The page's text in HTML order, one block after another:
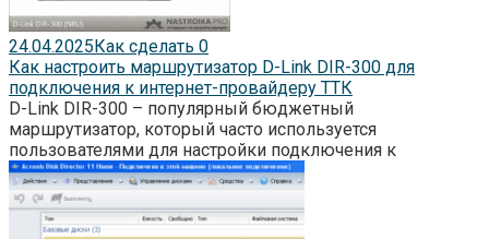
24.04.2025Как сделать 0
Как настроить маршрутизатор D-Link DIR-300 для
подключения к интернет-провайдеру ТТК
D-Link DIR-300 – популярный бюджетный
маршрутизатор, который часто используется
пользователями для настройки подключения к